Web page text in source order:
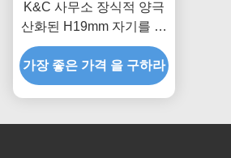
K&C 사무소 장식적 양극
산화된 H19mm 자기를 띤
주도하는 프로필
가장 좋은 가격 을 구하라